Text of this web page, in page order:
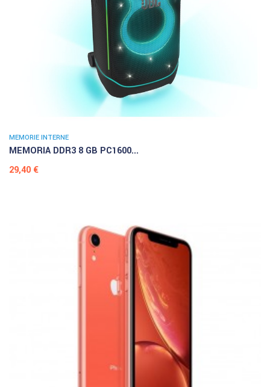
MEMORIE INTERNE
MEMORIA DDR3 8 GB PC1600...
Prezzo
29,40 €